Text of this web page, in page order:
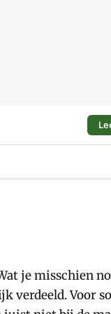
je misschien
verdeeld. Voor